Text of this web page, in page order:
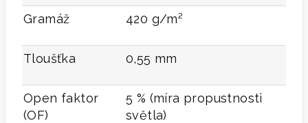
Gramáž 420 g/m²
Tloušťka 0,55 mm
Open faktor
(OF)
5 % (míra propustnosti
světla)